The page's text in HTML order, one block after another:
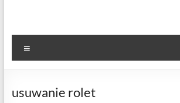
ramkowe i
drzwiowe
usuwanie rolet